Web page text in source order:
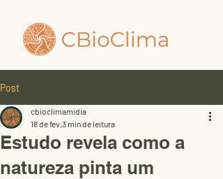
Post
Estudo revela como a
natureza pinta um
cbioclimamidia
18 de fev. 3 min de leitura